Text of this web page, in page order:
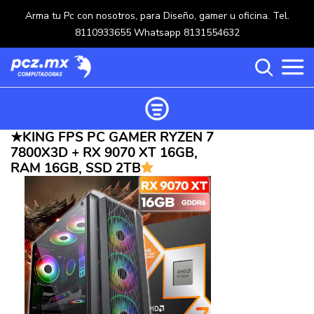
Arma tu Pc con nosotros, para Diseño, gamer u oficina. Tel.
8110933655 Whatsapp 8131554632
Categorías
Carrito de compras ()
Crear una cuenta
Ingresar
Ordenar productos
Categorías
PROCESADORES
OPTICOS (5)
MOUSE (218)
★KING FPS PC GAMER RYZEN 7
7800X3D + RX 9070 XT 16GB,
RAM 16GB, SSD 2TB